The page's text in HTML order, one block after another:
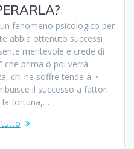
fenomeno psicologico per
abbia ottenuto successi
meritevole e crede di
che prima o poi verrà
chi ne soffre tende a: •
il successo a fattori
la fortuna,…
tutto